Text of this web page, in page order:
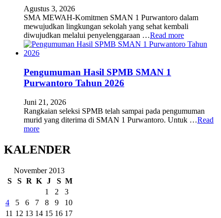
Agustus 3, 2026
SMA MEWAH-Komitmen SMAN 1 Purwantoro dalam
mewujudkan lingkungan sekolah yang sehat kembali
diwujudkan melalui penyelenggaraan …Read more
Pengumuman Hasil SPMB SMAN 1
Purwantoro Tahun 2026
Juni 21, 2026
Rangkaian seleksi SPMB telah sampai pada pengumuman
murid yang diterima di SMAN 1 Purwantoro. Untuk …Read
more
KALENDER
November 2013
S
S R K J S M
1
2
3
4
5 6 7 8 9
10
11 12 13 14 15 16 17